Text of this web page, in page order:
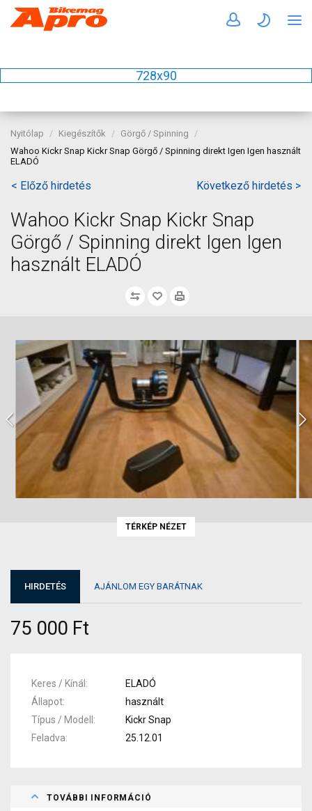
728x90
Nyitólap Kiegészítők
Görgő / Spinning
Wahoo Kickr Snap Kickr Snap Görgő / Spinning direkt Igen Igen használt
ELADÓ
< Előző hirdetés Következő hirdetés >
Wahoo Kickr Snap Kickr Snap
Görgő / Spinning direkt Igen Igen
használt ELADÓ
TÉRKÉP NÉZET
HIRDETÉS AJÁNLOM EGY BARÁTNAK
75 000 Ft
Keres / Kínál
ELADÓ
Állapot
használt
Típus / Modell
Kickr Snap
Feladva
25.12.01
TOVÁBBI INFORMÁCIÓ